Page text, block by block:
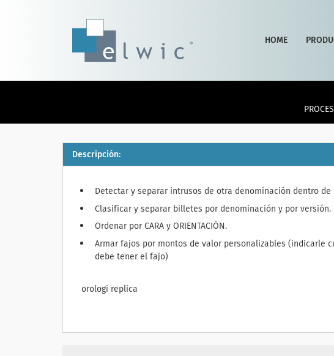
HOME
Descripción:
Detectar y separar intrusos de otra denominación dentro
Clasificar y separar billetes por denominación y por versión.
Ordenar por CARA y ORIENTACIÓN.
Armar fajos por montos de valor personalizables (indicarle
debe tener el fajo)
orologi replica